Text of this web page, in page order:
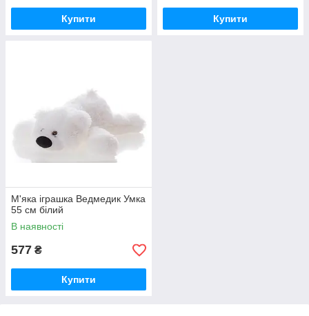
Купити Купити
М'яка іграшка Ведмедик Умка
55 см білий
В наявності
577 ₴
Купити